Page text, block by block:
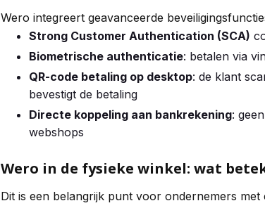
Wero integreert geavanceerde
Strong Customer Authentication (SCA)
Biometrische authenticatie: betalen via
QR-code betaling op desktop: de klant
bevestigt de betaling
Directe koppeling aan bankrekening:
webshops
Wero in de fysieke winkel: wat
Dit is een belangrijk punt voor ondernemers